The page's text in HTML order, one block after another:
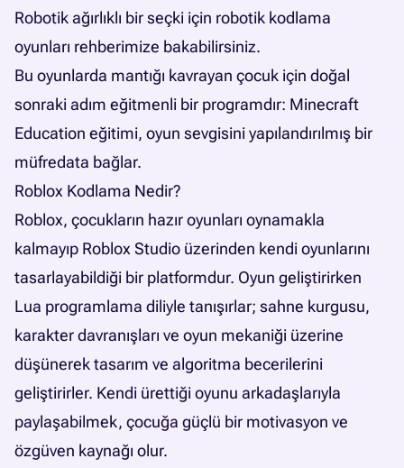
Robotik ağırlıklı bir seçki için robotik kodlama
oyunları rehberimize bakabilirsiniz.
Bu oyunlarda mantığı kavrayan çocuk için doğal
sonraki adım eğitmenli bir programdır: Minecraft
Education eğitimi, oyun sevgisini yapılandırılmış bir
müfredata bağlar.
Roblox Kodlama Nedir?
Roblox, çocukların hazır oyunları oynamakla
kalmayıp Roblox Studio üzerinden kendi oyunlarını
tasarlayabildiği bir platformdur. Oyun geliştirirken
Lua programlama diliyle tanışırlar; sahne kurgusu,
karakter davranışları ve oyun mekaniği üzerine
düşünerek tasarım ve algoritma becerilerini
geliştirirler. Kendi ürettiği oyunu arkadaşlarıyla
paylaşabilmek, çocuğa güçlü bir motivasyon ve
özgüven kaynağı olur.